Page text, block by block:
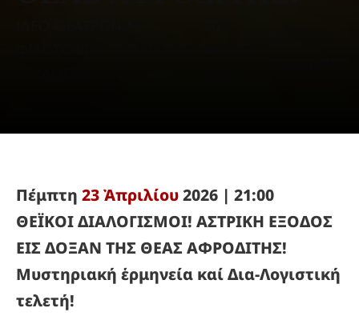
Πέμπτη 23 Ἀπριλίου2026 | 21:00
ΘΕΪΚΟΙ ΔΙΑΛΟΓΙΣΜΟΙ! ΑΣΤΡΙΚΗ ΕΞΟΔΟΣ
ΕΙΣ ΔΟΞΑΝ ΤΗΣ ΘΕΑΣ ΑΦΡΟΔΙΤΗΣ!
Μυστηριακή ἑρμηνεία καί Δια-Λογιστική
τελετή!